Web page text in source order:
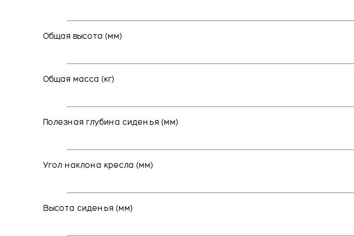
Общая высота (мм)
Общая масса (кг)
Полезная глубина сиденья (мм)
Угол наклона кресла (мм)
Высота сиденья (мм)